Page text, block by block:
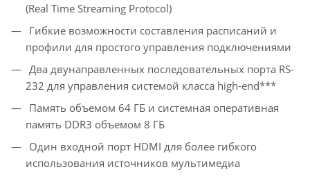
(Real Time Streaming Protocol)
Гибкие возможности составления расписаний и
профили для простого управления подключениями
Два двунаправленных последовательных порта RS-
232 для управления системой класса high-end***
Память объемом 64 ГБ и системная оперативная
память DDR3 объемом 8 ГБ
Один входной порт HDMI для более гибкого
использования источников мультимедиа